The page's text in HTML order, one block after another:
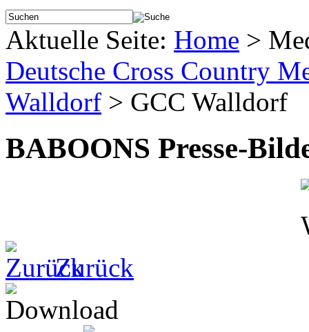
Aktuelle Seite: Home >
Deutsche Cross Country
Walldorf > GCC Walldorf
BABOONS Presse-
Zurück